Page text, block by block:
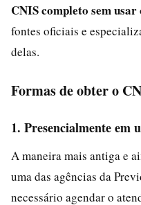
CNIS completo sem usar
fontes oficiais e
delas.
Formas de obter o
1. Presencialmente em
A maneira mais antiga e
uma das agências da
necessário agendar o